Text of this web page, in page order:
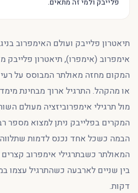
פלייבק ולמי זה מתאים.
תיאטרון פלייבק ועולם האימפרוב
אימפרוב (אימפרו), תיאטרון
המקום מחזה מאולתר המבוסס על
או מהקהל. התרגיל ארוך מבחינת
מול תרגילי אימפרוביזציה מעולם
המקרים בפלייבק ניתן למצוא
הבמה כשכל אחד נכנס לדמות
המאולתר כשבתרגילי אימפרוב
בין שניים לארבעה כשהתרגיל עצמו
דקות.